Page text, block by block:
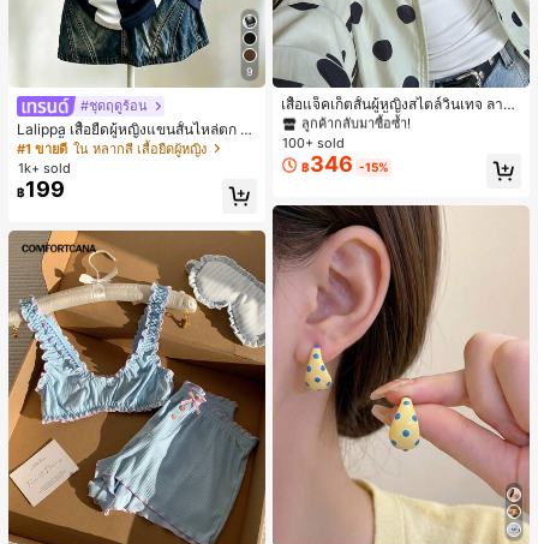
9
#ชุดฤดูร้อน
Lalippa เสื้อยืดผู้หญิงแขนสั้นไหล่ตก ค
อวีปกเสื้อ ลายพิมพ์ดิจิทัลลายทาง สไตล์
สปอร์ตแฟชั่นมินิมอล ของขวัญสำหรับเ
พื่อน
#1 ขายดี ใน หลากสี เสื้อยืดผู้หญิง
1k+ sold
฿199
เสื้อแจ็คเก็ตสั้นผู้หญิงสไตล์วินเทจ ลายจุ
ดขนาดใหญ่ คอตั้ง เอวเข้ารูป แขนพอง
ทรงหลวม แฟชั่นอเนกประสงค์ สำหรับใ
ส่ประจำวันและไปเที่ยวพักผ่อน
#1 ขายดี
ใน กระเป๋า เสื้อคลุมลำลอง
ลูกค้ากลับมาซื้อซ้ำ!
#1 ขายดี ใน กระเป๋า เสื้อคลุมลำลอง
ลูกค้ากลับมาซื้อซ้ำ!
#1 ขายดี ใน กระเป๋า เสื้อคลุมลำลอง
ลูกค้ากลับมาซื้อซ้ำ!
#1 ขายดี ใน กระเป๋า เสื้อคลุมลำลอง
100+ sold
฿346 -15%